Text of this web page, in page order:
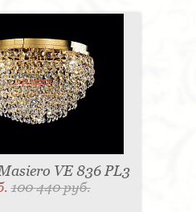
VE 836 PL3
100 440 руб.